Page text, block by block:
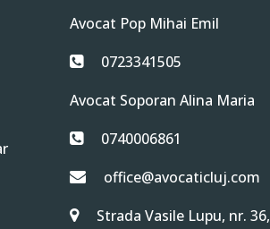
Avocat Pop Mihai Emil
0723341505
Avocat Soporan Alina Maria
0740006861
office@avocaticluj.com
Strada Vasile Lupu, nr. 36,